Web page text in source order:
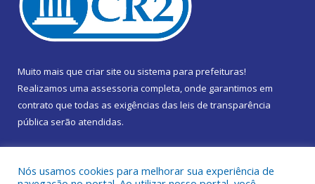
Muito mais que criar site ou sistema para prefeituras!
Realizamos uma assessoria completa, onde garantimos em
contrato que todas as exigências das leis de transparência
pública serão atendidas.
Nós usamos cookies para melhorar sua experiência de